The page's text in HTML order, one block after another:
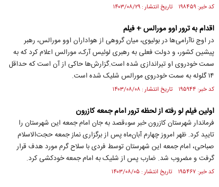
کد خبر: ۱۹۸۴۵۹ تاریخ انتشار : ۱۴۰۳/۰۸/۲۹
اقدام به ترور اوو مورالس + فیلم
در اوج ناآرامی‌ها در بولیوی، میان گروهی از هواداران اوو مورالس، رهبر
پیشین کشور، و دولت فعلی به رهبری لوئیس آرک، مورالس اعلام کرد که به
سمت خودروی او تیراندازی شده است.گزارش‌ها حاکی از آن است که حداقل
۱۴ گلوله به سمت خودروی مورالس شلیک شده است.
کد خبر: ۱۹۵۹۴۴ تاریخ انتشار : ۱۴۰۳/۰۸/۰۸
اولین فیلم لو رفته از لحظه ترور امام جمعه کازرون
فرماندار شهرستان کازرون خبر سوءقصد به جان امام جمعه این شهرستان را
تایید کرد. ظهر امروز چهارم آبان‌ماه پس از برگزاری نماز جمعه حجت‌الاسلام
صباحی، امام جمعه این شهرستان توسط فردی با سلاح گرم مورد هدف قرار
گرفت و مضروب شد. ضارب پس از شلیک به امام جمعه خودکشی کرد.
کد خبر: ۱۹۵۴۶۷ تاریخ انتشار : ۱۴۰۳/۰۸/۰۵